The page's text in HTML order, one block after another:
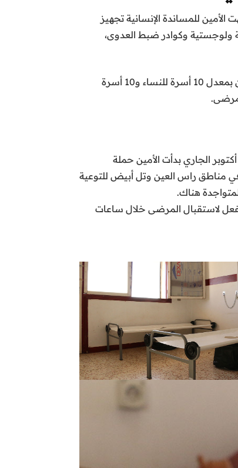
للمساندة الإنسانية تجهيز
ولوجستية وكوادر ضبط العدوى،
كما يقدم المركز الخدمات العلاجية لمرضى الكوليرا سواء الحالات المشتبهة أو المثبتة منها، وذلك بسعة 20 سرير حتى الآن بمعدل 10 أسرة للنساء و10 أسرة
تنشط الأمين للمساندة الإنسانية بجهود كبيرة وعلى مناطق جغرافية واسعة لمواجهة مرض الكوليرا، حيث أطلقت في 17 أكتوبر الجاري بدأت الأمين حملة
مناطق راس العين وتل أبيض للتوعية
هناك.
مُفعل لاستقبال المرضى خلال ساعات